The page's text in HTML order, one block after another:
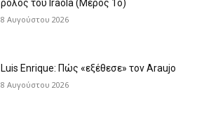
ρόλος του Iraola (Μέρος 1ο)
8 Αυγούστου 2026
Luis Enrique: Πώς «εξέθεσε» τον Araujo
8 Αυγούστου 2026